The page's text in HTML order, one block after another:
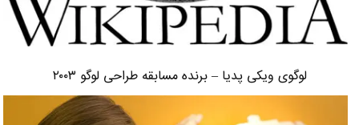
لوگوی ویکی پدیا – برنده مسابقه طراحی لوگو ۲۰۰۳